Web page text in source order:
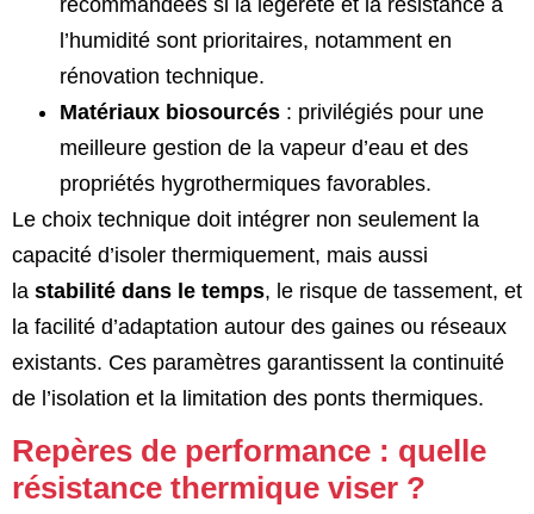
recommandées si la légèreté et la résistance à
l’humidité sont prioritaires, notamment en
rénovation technique.
Matériaux biosourcés : privilégiés pour une
meilleure gestion de la vapeur d’eau et des
propriétés hygrothermiques favorables.
Le choix technique doit intégrer non seulement la
capacité d’isoler thermiquement, mais aussi
la stabilité dans le temps, le risque de tassement, et
la facilité d’adaptation autour des gaines ou réseaux
existants. Ces paramètres garantissent la continuité
de l’isolation et la limitation des ponts thermiques.
Repères de performance : quelle
résistance thermique viser ?